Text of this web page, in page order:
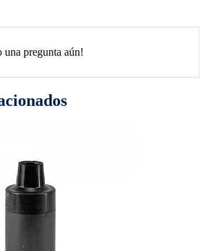
una pregunta aún!